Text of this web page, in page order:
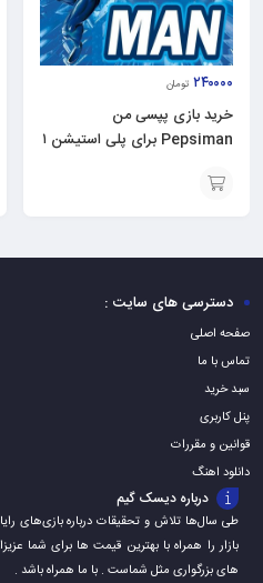
۲۴۰۰۰۰ تومان
خرید بازی پپسی من
Pepsiman برای پلی استیشن ۱
دسترسی های سایت :
صفحه اصلی
تماس با ما
سبد خرید
پنل کاربری
قوانین و مقررات
دانلود اهنگ
درباره دیسک گیم
طی سال‌ها تلاش و تحقیقات درباره بازی‌های
بازار را همراه با بهترین قیمت ها برای شما
های بزرگواری مثل شماست . با ما همراه باشد .